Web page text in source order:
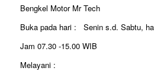
Bengkel Motor Mr Tech
Buka pada hari : Senin s.d. Sabtu,
Jam 07.30 -15.00 WIB
Melayani :